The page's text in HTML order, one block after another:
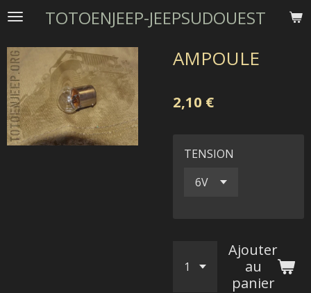
Passer
contenu
principal
TOTOENJEEP-JEEPSUDOUEST
AMPOULE
2,10 €
TENSION
Ajouter
au
panier